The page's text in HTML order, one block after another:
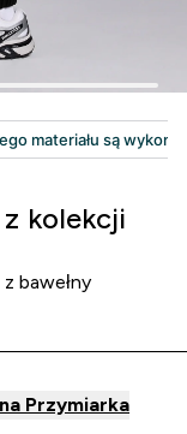
kolekcji
bawełny
Przymiarka